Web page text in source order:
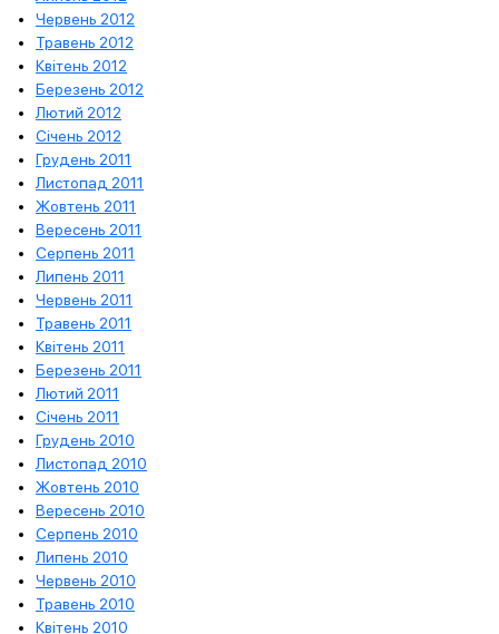
Червень 2012
Травень 2012
Квітень 2012
Березень 2012
Лютий 2012
Січень 2012
Грудень 2011
Листопад 2011
Жовтень 2011
Вересень 2011
Серпень 2011
Липень 2011
Червень 2011
Травень 2011
Квітень 2011
Березень 2011
Лютий 2011
Січень 2011
Грудень 2010
Листопад 2010
Жовтень 2010
Вересень 2010
Серпень 2010
Липень 2010
Червень 2010
Травень 2010
Квітень 2010